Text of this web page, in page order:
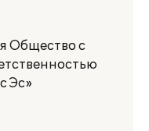
Общество с
Эс»